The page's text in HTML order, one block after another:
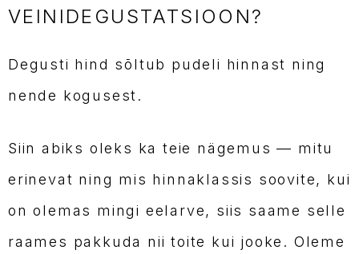
VEINIDEGUSTATSIOON?
Degusti hind sõltub pudeli hinnast ning
nende kogusest.
Siin abiks oleks ka teie nägemus — mitu
erinevat ning mis hinnaklassis soovite, kui
on olemas mingi eelarve, siis saame selle
raames pakkuda nii toite kui jooke. Oleme